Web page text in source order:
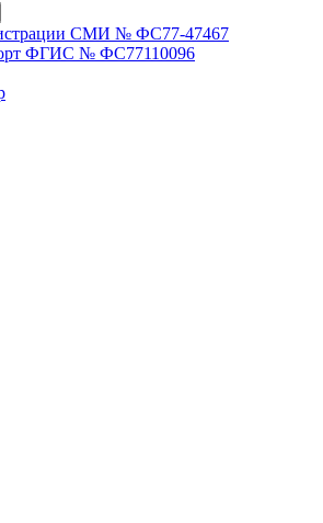
СМИ № ФС77-47467
ФГИС № ФС77110096